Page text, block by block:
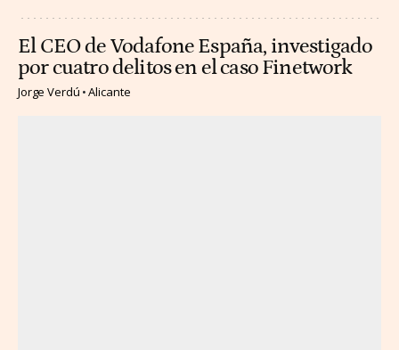
El CEO de Vodafone España, investigado
por cuatro delitos en el caso Finetwork
Jorge Verdú Alicante